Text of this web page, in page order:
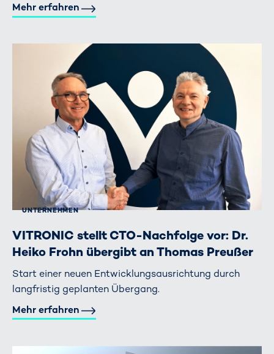
Mehr erfahren
UNTERNEHMEN
VITRONIC stellt CTO-Nachfolge vor: Dr.
Heiko Frohn übergibt an Thomas Preußer
Start einer neuen Entwicklungsausrichtung durch
langfristig geplanten Übergang.
Mehr erfahren